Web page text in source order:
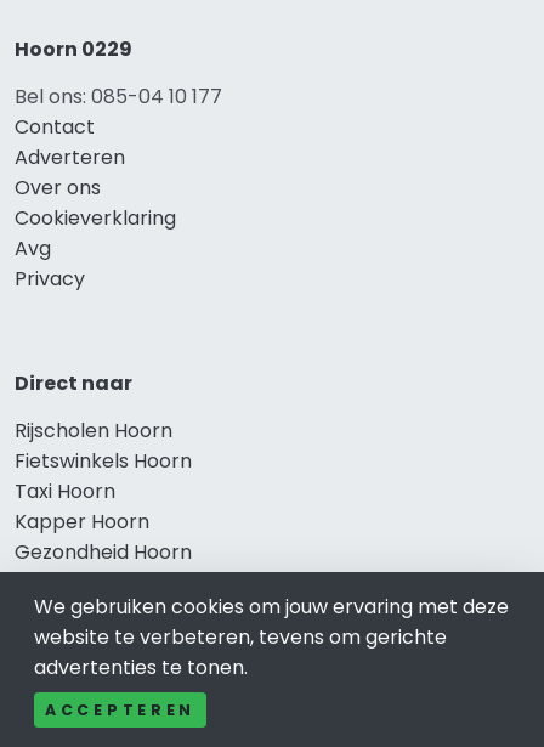
Hoorn 0229
Bel ons: 085-04 10 177
Contact
Adverteren
Over ons
Cookieverklaring
Avg
Privacy
Direct naar
Rijscholen Hoorn
Fietswinkels Hoorn
Taxi Hoorn
Kapper Hoorn
Gezondheid Hoorn
Gezond eten Hoorn
Bekend in Hoorn
We gebruiken cookies om jouw ervaring met deze
website te verbeteren, tevens om gerichte
advertenties te tonen.
ACCEPTEREN